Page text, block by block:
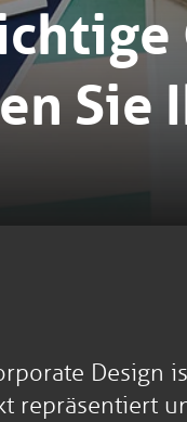
Sie
Design
repräsentiert